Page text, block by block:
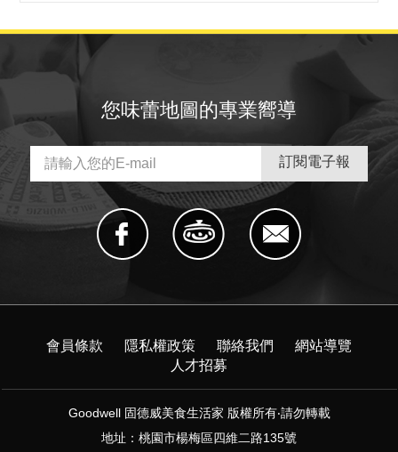
您味蕾地圖的專業嚮導
會員條款 隱私權政策 聯絡我們
網站導覽
人才招募
Goodwell 固德威美食生活家 版權所有‧請勿轉載
地址：桃園市楊梅區四維二路135號